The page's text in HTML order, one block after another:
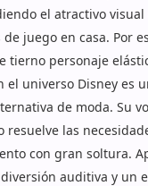
el atractivo
de juego en casa. Por
tierno personaje
el universo Disney es
de moda. Su
resuelve las
con gran soltura.
auditiva y un